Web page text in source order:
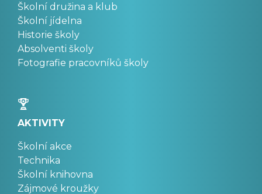
Školní družina a klub
Školní jídelna
Historie školy
Absolventi školy
Fotografie pracovníků školy
AKTIVITY
Školní akce
Technika
Školní knihovna
Zájmové kroužky